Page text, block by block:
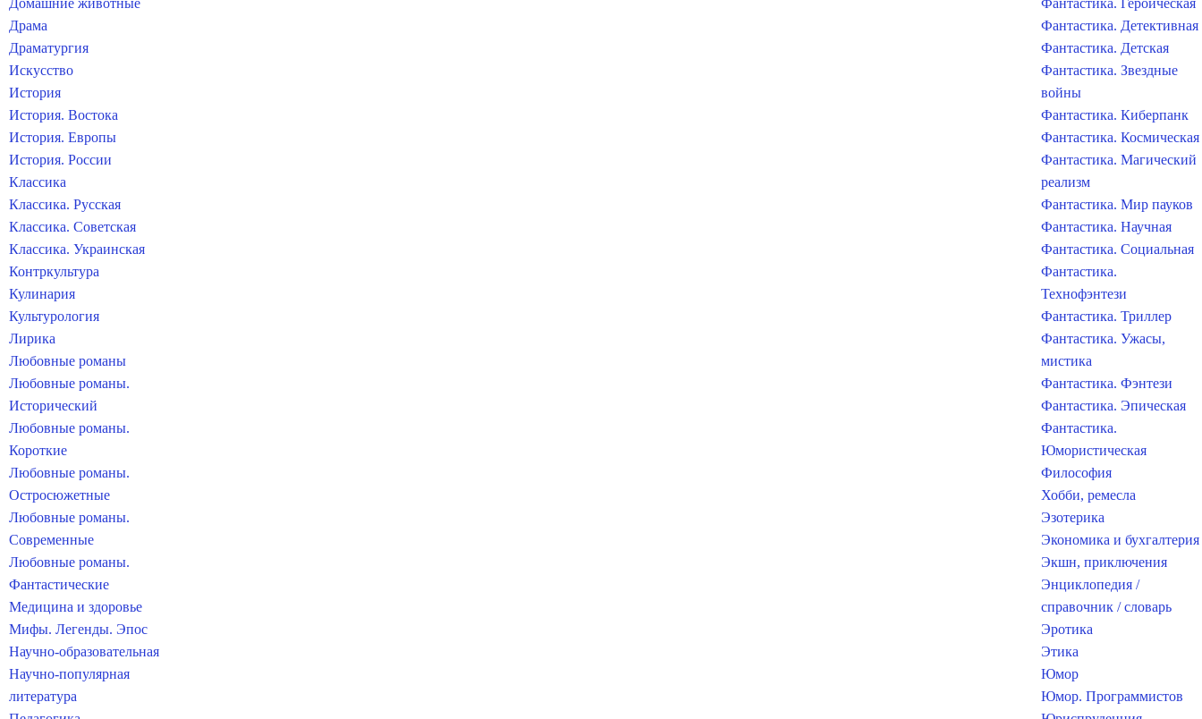
Домашние животные
Драма
Драматургия
Искусство
История
История. Востока
История. Европы
История. России
Классика
Классика. Русская
Классика. Советская
Классика. Украинская
Контркультура
Кулинария
Культурология
Лирика
Любовные романы
Любовные романы.
Исторический
Любовные романы.
Короткие
Любовные романы.
Остросюжетные
Любовные романы.
Современные
Любовные романы.
Фантастические
Медицина и здоровье
Мифы. Легенды. Эпос
Научно-образовательная
Научно-популярная
литература
Фантастика. Героическая
Фантастика. Детективная
Фантастика. Детская
Фантастика. Звездные
войны
Фантастика. Киберпанк
Фантастика. Космическая
Фантастика. Магический
реализм
Фантастика. Мир пауков
Фантастика. Научная
Фантастика. Социальная
Фантастика.
Технофэнтези
Фантастика. Триллер
Фантастика. Ужасы,
мистика
Фантастика. Фэнтези
Фантастика. Эпическая
Фантастика.
Юмористическая
Философия
Хобби, ремесла
Эзотерика
Экономика и бухгалтерия
Экшн, приключения
Энциклопедия /
справочник / словарь
Эротика
Этика
Юмор
Юмор. Программистов